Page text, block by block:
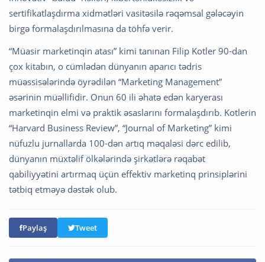
sertifikatlaşdırma xidmətləri vasitəsilə rəqəmsal gələcəyin
birgə formalaşdırılmasına da töhfə verir.
“Müasir marketinqin atası” kimi tanınan Filip Kotler 90-dan
çox kitabın, o cümlədən dünyanın aparıcı tədris
müəssisələrində öyrədilən “Marketing Management”
əsərinin müəllifidir. Onun 60 ili əhatə edən karyerası
marketinqin elmi və praktik əsaslarını formalaşdırıb. Kotlerin
“Harvard Business Review”, “Journal of Marketing” kimi
nüfuzlu jurnallarda 100-dən artıq məqaləsi dərc edilib,
dünyanın müxtəlif ölkələrində şirkətlərə rəqabət
qabiliyyətini artırmaq üçün effektiv marketinq prinsiplərini
tətbiq etməyə dəstək olub.
Paylaş Tweet